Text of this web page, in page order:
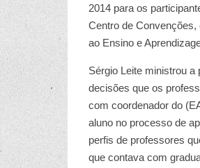
2014 para os
Centro de Convenções,
ao Ensino e
Sérgio Leite ministrou a
decisões que os
com coordenador do
aluno no processo de
perfis de professores
que contava com